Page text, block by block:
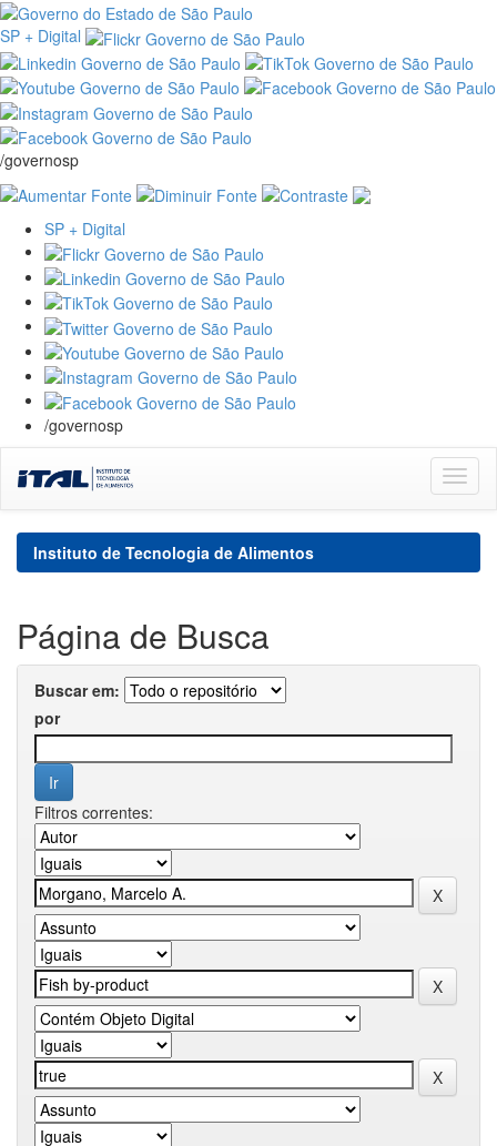
SP + Digital
/governosp
SP + Digital
/governosp
navigation
Instituto de Tecnologia de Alimentos
Página de Busca
Buscar em:
por
Filtros correntes: